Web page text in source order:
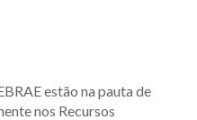
estão na pauta de
nos Recursos